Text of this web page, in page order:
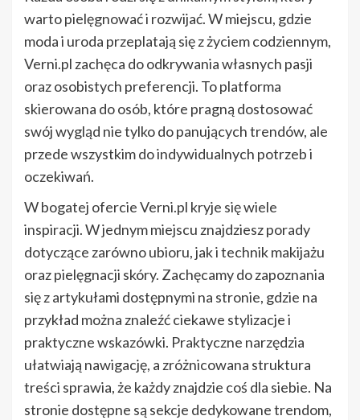
warto pielęgnować i rozwijać. W miejscu, gdzie
moda i uroda przeplatają się z życiem codziennym,
Verni.pl zachęca do odkrywania własnych pasji
oraz osobistych preferencji. To platforma
skierowana do osób, które pragną dostosować
swój wygląd nie tylko do panujących trendów, ale
przede wszystkim do indywidualnych potrzeb i
oczekiwań.
W bogatej ofercie Verni.pl kryje się wiele
inspiracji. W jednym miejscu znajdziesz porady
dotyczące zarówno ubioru, jak i technik makijażu
oraz pielęgnacji skóry. Zachęcamy do zapoznania
się z artykułami dostępnymi na stronie, gdzie na
przykład można znaleźć ciekawe stylizacje i
praktyczne wskazówki. Praktyczne narzędzia
ułatwiają nawigację, a zróżnicowana struktura
treści sprawia, że każdy znajdzie coś dla siebie. Na
stronie dostępne są sekcje dedykowane trendom,